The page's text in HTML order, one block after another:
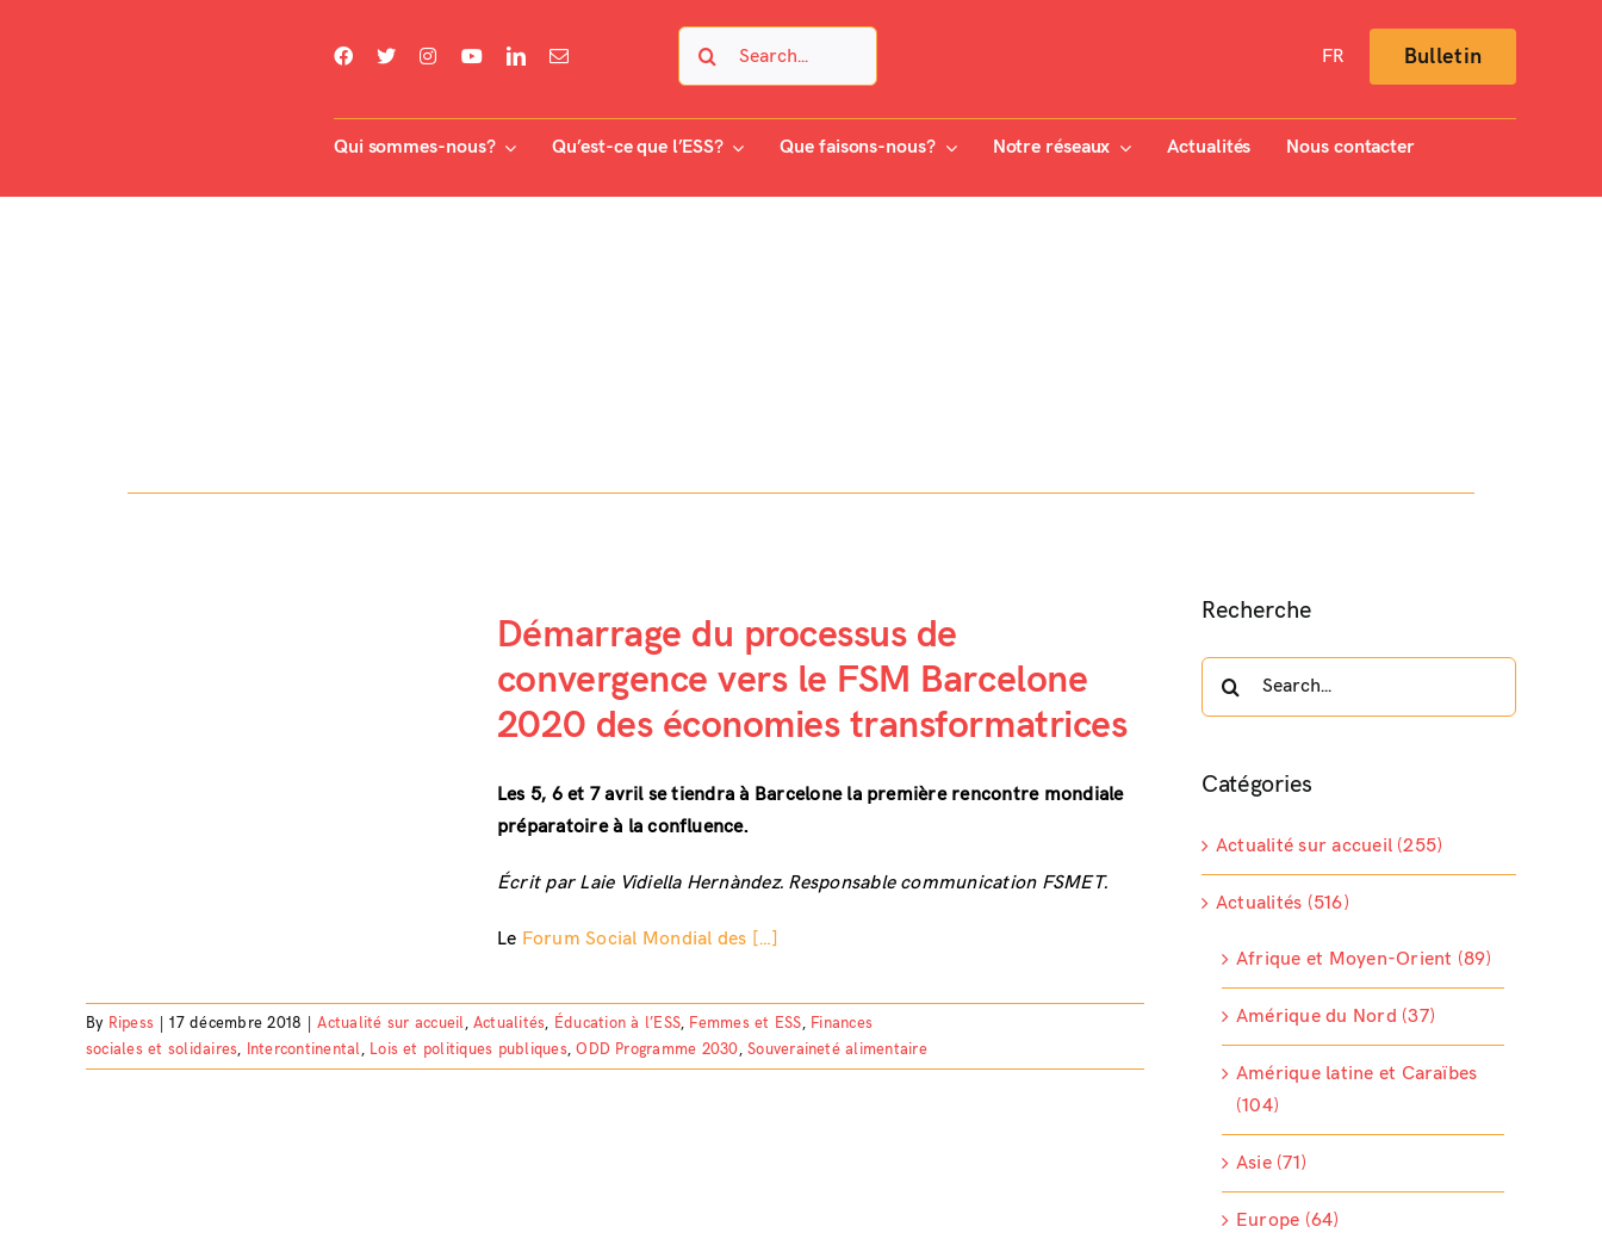
FR Bulletin
Qui sommes-nous? Qu’est-ce que l’ESS? Que faisons-nous? Notre réseaux Actualités Nous contacter
Démarrage du processus de
convergence vers le FSM Barcelone
2020 des économies transformatrices
Les 5, 6 et 7 avril se tiendra à Barcelone la première rencontre mondiale
préparatoire à la confluence.
Écrit par Laie Vidiella Hernàndez. Responsable communication FSMET.
Le Forum Social Mondial des […]
By Ripess | 17 décembre 2018 | Actualité sur accueil,Actualités, Éducation à l’ESS, Femmes et ESS, Finances
sociales et solidaires, Intercontinental, Lois et politiques publiques,ODD Programme 2030,Souveraineté alimentaire
Recherche
Catégories
Actualité sur accueil (255)
Actualités (516)
Afrique et Moyen-Orient (89)
Amérique du Nord (37)
Amérique latine et Caraïbes
(104)
Asie (71)
Europe (64)